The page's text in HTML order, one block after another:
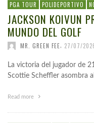
PGA TOUR POLIDEPORTIVO
JACKSON KOIVUN
MUNDO DEL GOLF
MR. GREEN FEE 27/07/
La victoria del jugador de
Scottie Scheffler asombra
Read more